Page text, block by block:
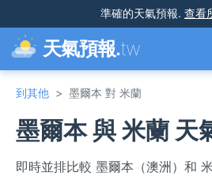
準確的天氣預報. 查看
天氣預報.tw
到其他 > 墨爾本 對 米蘭
墨爾本 與 米蘭 天
即時並排比較 墨爾本（澳洲）和